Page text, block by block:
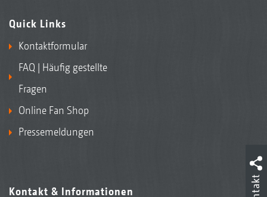
Quick Links
Kontaktformular
FAQ | Häufig gestellte
Fragen
Online Fan Shop
Pressemeldungen
Kontakt & Informationen